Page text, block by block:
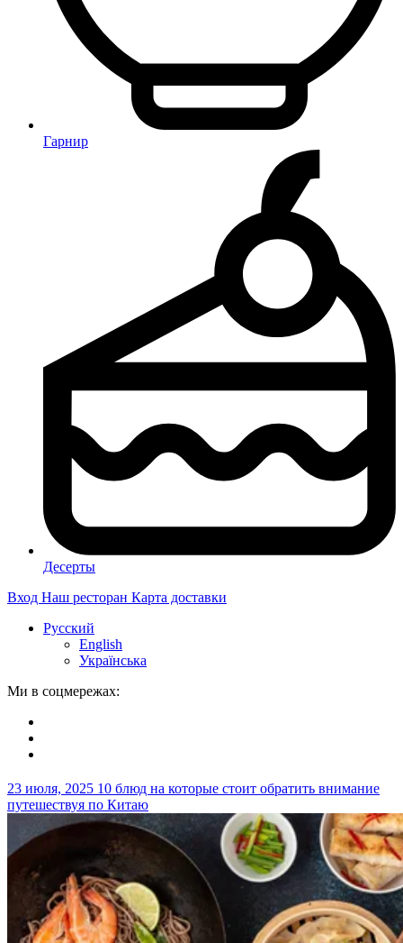
Гарнир
Десерты
Вход Наш ресторан Карта доставки
Русский
English
Українська
Ми в соцмережах:
23 июля, 2025 10 блюд на которые стоит обратить внимание
путешествуя по Китаю